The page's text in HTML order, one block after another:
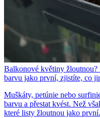
Balkonové květiny žloutnou?
barvu jako první, zjistíte, co
Muškáty, petúnie nebo
barvu a přestat kvést. Než
které listy žloutnou jako